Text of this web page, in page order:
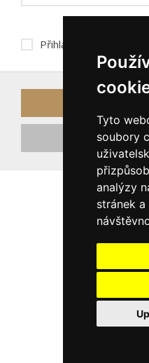
Tyto
soubory
analýzy
stránek
Přihlásit trvale na